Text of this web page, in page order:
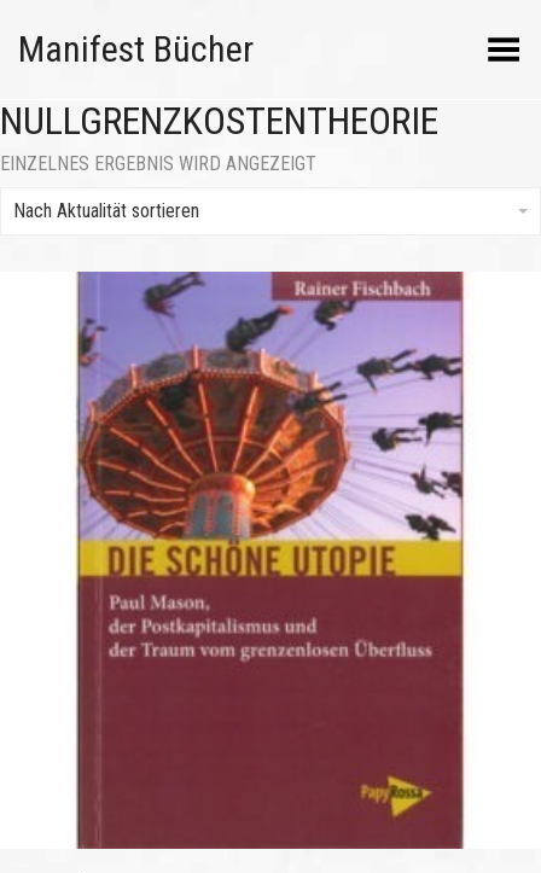
Manifest Bücher Menü umschalten
NULLGRENZKOSTENTHEORIE
EINZELNES ERGEBNIS WIRD ANGEZEIGT
Nach Aktualität sortieren